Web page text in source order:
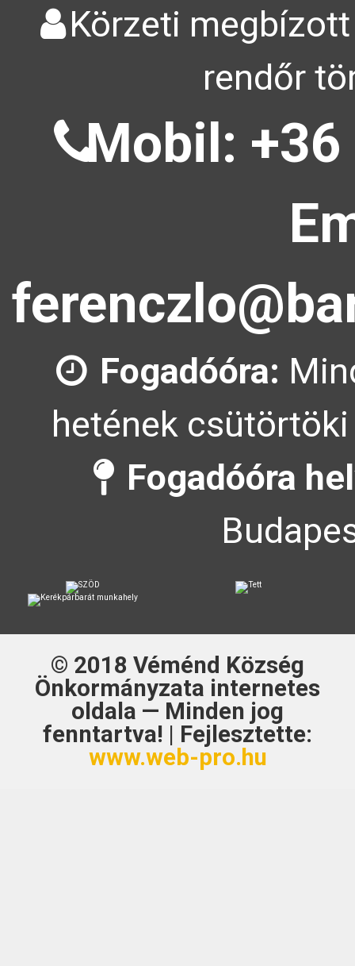
Körzeti megbízott
rendőr
Mobil: +36
Fogadóóra:
hetének
Fogadóóra
© 2018 Véménd Község
Önkormányzata internetes
oldala — Minden jog
fenntartva! | Fejlesztette:
www.web-pro.hu